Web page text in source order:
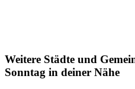
Weitere Städte und
Sonntag in deiner Nähe